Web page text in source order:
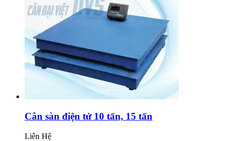
Cân sàn điện tử 10 tấn, 15 tấn
Liên Hệ